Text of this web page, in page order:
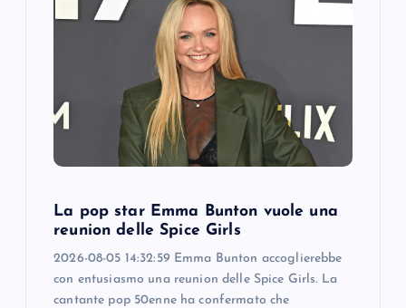
La pop star Emma Bunton vuole una
reunion delle Spice Girls
2026-08-05 14:32:59 Emma Bunton accoglierebbe
con entusiasmo una reunion delle Spice Girls. La
cantante pop 50enne ha confermato che